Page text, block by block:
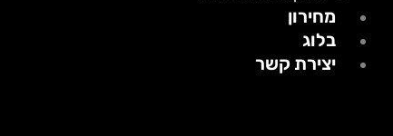
מחירון
בלוג
יצירת קשר